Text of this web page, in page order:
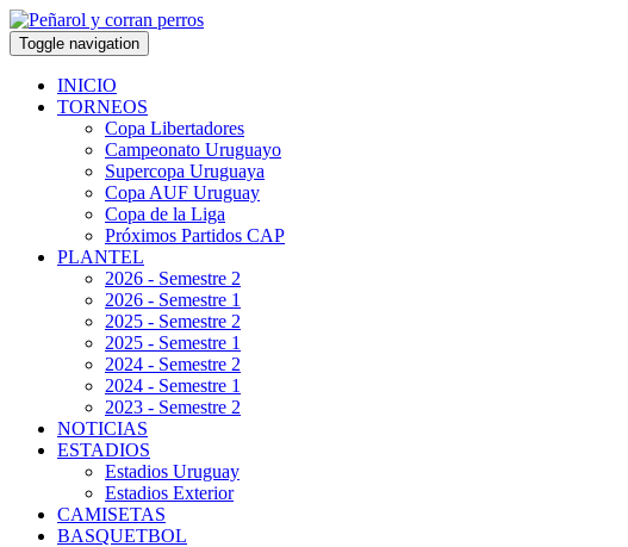
Toggle navigation
INICIO
TORNEOS
Copa Libertadores
Campeonato Uruguayo
Supercopa Uruguaya
Copa AUF Uruguay
Copa de la Liga
Próximos Partidos CAP
PLANTEL
2026 - Semestre 2
2026 - Semestre 1
2025 - Semestre 2
2025 - Semestre 1
2024 - Semestre 2
2024 - Semestre 1
2023 - Semestre 2
NOTICIAS
ESTADIOS
Estadios Uruguay
Estadios Exterior
CAMISETAS
BASQUETBOL